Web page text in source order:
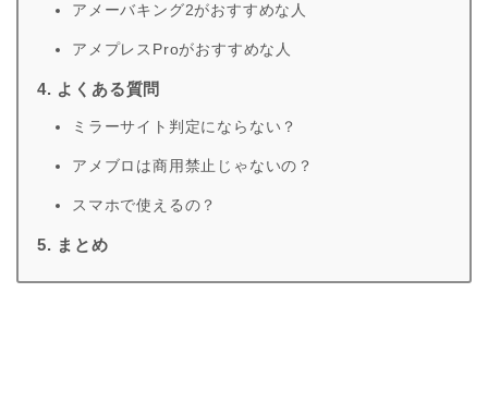
アメーバキング2がおすすめな人
アメプレスProがおすすめな人
4. よくある質問
ミラーサイト判定にならない？
アメブロは商用禁止じゃないの？
スマホで使えるの？
5. まとめ